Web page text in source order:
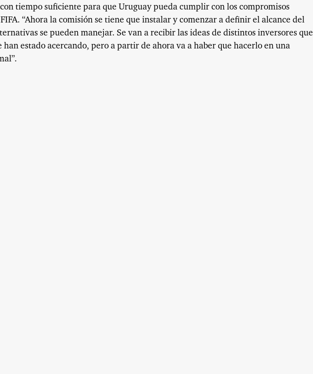
tiempo suficiente para que Uruguay pueda cumplir con los compromisos
“Ahora la comisión se tiene que instalar y comenzar a definir el alcance del
se pueden manejar. Se van a recibir las ideas de distintos inversores que
estado acercando, pero a partir de ahora va a haber que hacerlo en una